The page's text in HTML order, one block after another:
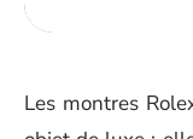
Les montres